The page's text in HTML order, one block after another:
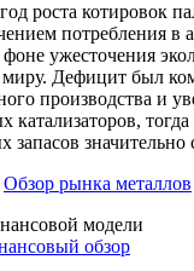
роста котировок
потребления в
ужесточения
миру. Дефицит был
производства и
катализаторов, тогда
запасов значительно
Обзор рынка металлов
модели
обзор